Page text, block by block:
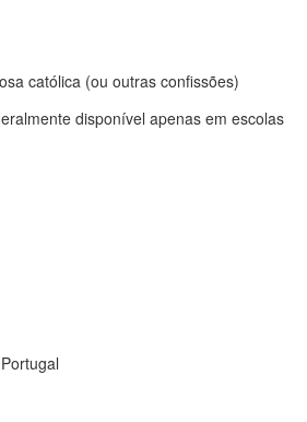
católica (ou outras confissões)
disponível apenas em escolas